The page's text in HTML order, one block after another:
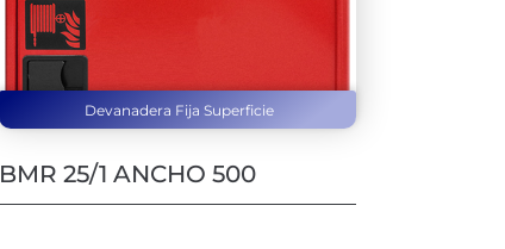
Devanadera Fija Superficie
BMR 25/1 ANCHO 500